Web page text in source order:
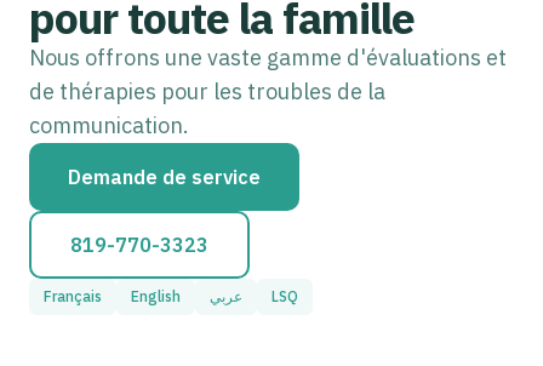
pour toute la famille
Nous offrons une vaste gamme d'évaluations et
de thérapies pour les troubles de la
communication.
Demande de service
819-770-3323
Français English عربي LSQ